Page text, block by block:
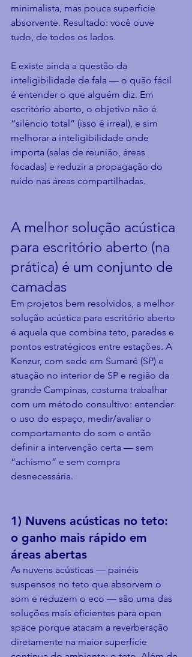
minimalista, mas pouca superfície
absorvente. Resultado: você ouve
tudo, de todos os lados.
E existe ainda a questão da
inteligibilidade de fala — o quão fácil
é entender o que alguém diz. Em
escritório aberto, o objetivo não é
“silêncio total” (isso é irreal), e sim
melhorar a inteligibilidade onde
importa (salas de reunião, áreas
focadas) e reduzir a propagação do
ruído nas áreas compartilhadas.
A melhor solução acústica
para escritório aberto (na
prática) é um conjunto de
camadas
Em projetos bem resolvidos, a melhor
solução acústica para escritório aberto
é aquela que combina teto, paredes e
pontos estratégicos entre estações. A
Kenzur, com sede em Sumaré (SP) e
atuação no interior de SP e região da
grande Campinas, costuma trabalhar
com um método consultivo: entender
o uso do espaço, medir/avaliar o
comportamento do som e então
definir a intervenção certa — sem
“achismo” e sem compra
desnecessária.
1) Nuvens acústicas no teto:
o ganho mais rápido em
áreas abertas
As nuvens acústicas — painéis
suspensos no teto que absorvem o
som e reduzem o eco — são uma das
soluções mais eficientes para open
space porque atacam a reverberação
diretamente na maior superfície